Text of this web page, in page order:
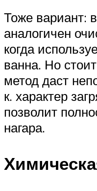
Тоже вариант:
аналогичен
когда
ванна. Но
метод даст
к. характер
позволит
нагара.